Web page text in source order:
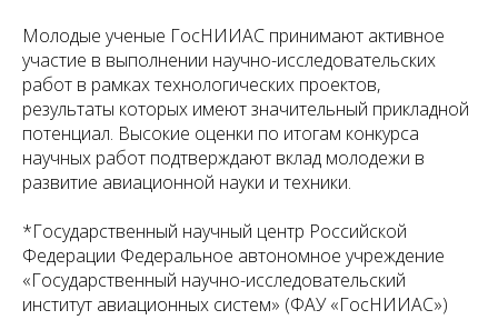
Молодые ученые ГосНИИАС принимают активное
участие в выполнении научно-исследовательских
работ в рамках технологических проектов,
результаты которых имеют значительный прикладной
потенциал. Высокие оценки по итогам конкурса
научных работ подтверждают вклад молодежи в
развитие авиационной науки и техники.
*Государственный научный центр Российской
Федерации Федеральное автономное учреждение
«Государственный научно-исследовательский
институт авиационных систем» (ФАУ «ГосНИИАС»)